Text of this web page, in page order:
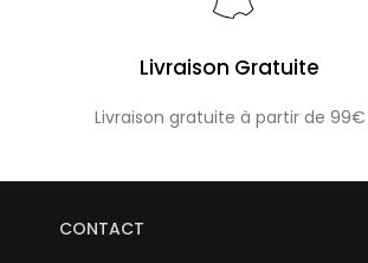
Livraison Gratuite
Livraison gratuite à partir de 99€
CONTACT